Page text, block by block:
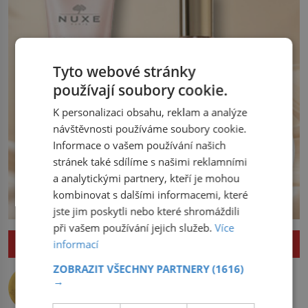
ZAJÍMAVOSTI
Nejlepší úkryt pro Nobelovy ceny?
Po dvou dlouhých letech otevírá dveře
Tyto webové stránky
používají soubory cookie.
K personalizaci obsahu, reklam a analýze
návštěvnosti používáme soubory cookie.
Informace o vašem používání našich
stránek také sdílíme s našimi reklamními
a analytickými partnery, kteří je mohou
kombinovat s dalšími informacemi, které
jste jim poskytli nebo které shromáždili
při vašem používání jejich služeb.Více
informací
ZOBRAZIT VŠECHNY PARTNERY(1616)
→